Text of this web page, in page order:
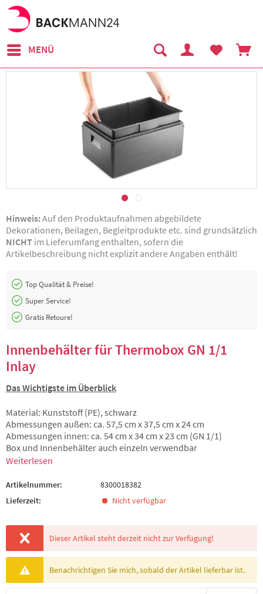
MENÜ
Hinweis:Auf den Produktaufnahmen abgebildete
Dekorationen, Beilagen, Begleitprodukte etc. sind grundsätzlich
NICHT im Lieferumfang enthalten, sofern die
Artikelbeschreibung nicht explizit andere Angaben enthält!
Top Qualität & Preise!
Super Service!
Gratis Retoure!
Innenbehälter für Thermobox GN 1/1
Inlay
Das Wichtigste im Überblick
Material: Kunststoff (PE), schwarz
Abmessungen außen: ca. 57,5 cm x 37,5 cm x 24 cm
Abmessungen innen: ca. 54 cm x 34 cm x 23 cm (GN 1/1)
Box und Innenbehälter auch einzeln verwendbar
Weiterlesen
Artikelnummer:
8300018382
Lieferzeit:
Nicht verfügbar
Dieser Artikel steht derzeit nicht zur Verfügung!
Benachrichtigen Sie mich, sobald der Artikel lieferbar ist.